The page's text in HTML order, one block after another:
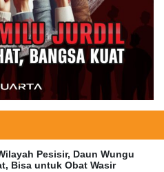
Pesisir, Daun Wungu
Bisa untuk Obat Wasir